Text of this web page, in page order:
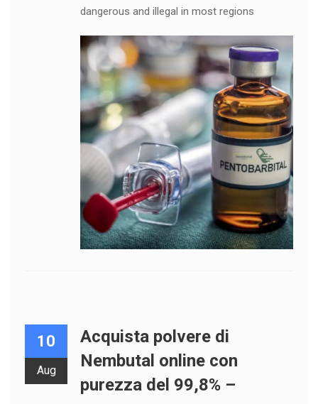
dangerous and illegal in most regions
10
Aug
Acquista polvere di
Nembutal online con
purezza del 99,8% –